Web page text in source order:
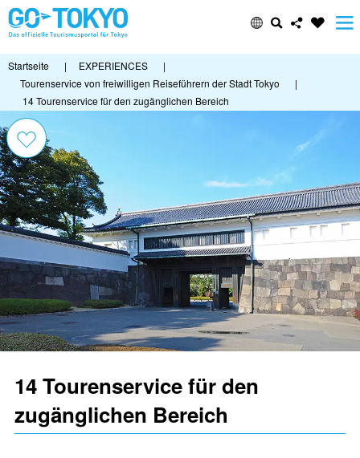
Startseite | EXPERIENCES
|
Tourenservice von freiwilligen Reiseführern der Stadt Tokyo
|
14 Tourenservice für den zugänglichen Bereich
14 Tourenservice für den
zugänglichen Bereich